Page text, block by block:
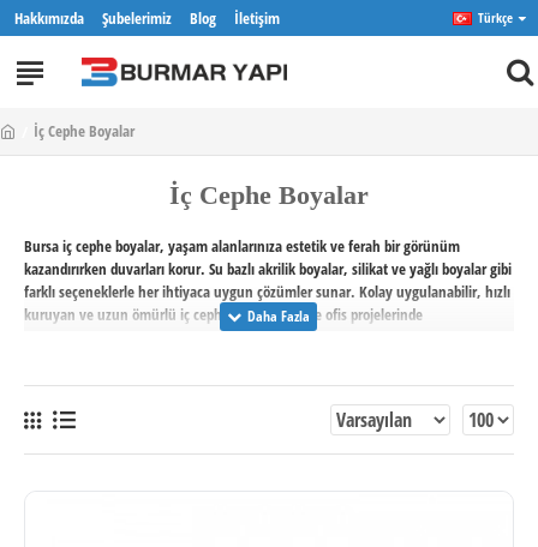
Hakkımızda Şubelerimiz Blog İletişim Türkçe
İç Cephe Boyalar
İç Cephe Boyalar
Bursa iç cephe boyalar, yaşam alanlarınıza estetik ve ferah bir görünüm
kazandırırken duvarları korur. Su bazlı akrilik boyalar, silikat ve yağlı boyalar gibi
farklı seçeneklerle her ihtiyaca uygun çözümler sunar. Kolay uygulanabilir, hızlı
kuruyan ve uzun ömürlü iç cephe boyaları, ev ve ofis projelerinde
dekorasyonunuzu tamamlayan ideal ürünlerdir. Bursa’da toptan ve perakende iç